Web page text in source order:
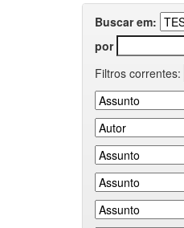
Buscar em:
por
Filtros correntes: